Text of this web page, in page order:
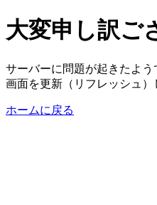
大変申し訳ご
サーバーに問題が起きたよう
画面を更新（リフレッシュ
ホームに戻る